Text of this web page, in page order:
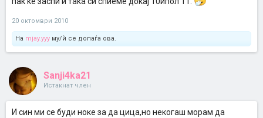
20 октомври 2010
На mjay.yyy му/ѝ се допаѓа ова.
Sanji4ka21
Истакнат член
И син ми се буди ноке за да цица,но некогаш морам да